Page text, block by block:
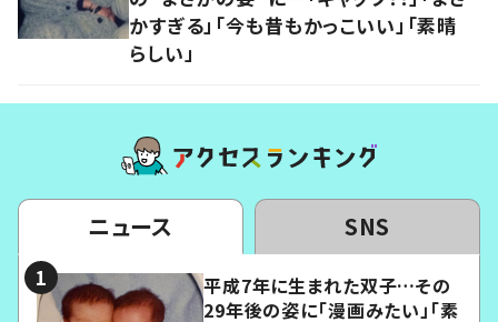
かすぎる」「今も昔もかっこいい」「素晴
らしい」
ニュース SNS
平成7年に生まれた双子…その
29年後の姿に「漫画みたい」「素